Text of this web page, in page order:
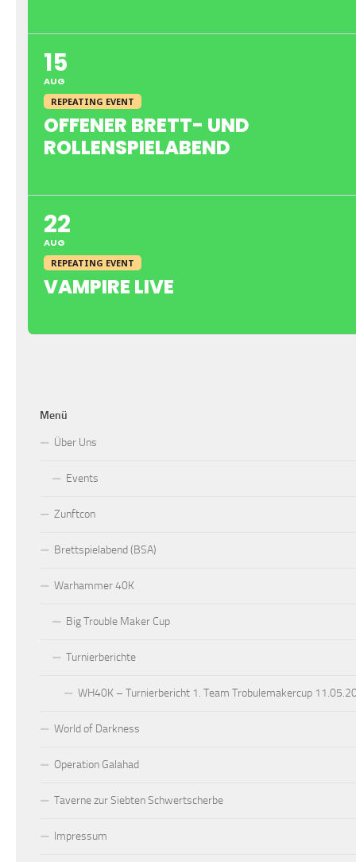
15
AUG
REPEATING EVENT
OFFENER BRETT- UND
ROLLENSPIELABEND
22
AUG
REPEATING EVENT
VAMPIRE LIVE
Menü
Über Uns
Events
Zunftcon
Brettspielabend (BSA)
Warhammer 40K
Big Trouble Maker Cup
Turnierberichte
WH40K – Turnierbericht 1. Team Trobulemakercup
World of Darkness
Operation Galahad
Taverne zur Siebten Schwertscherbe
Impressum